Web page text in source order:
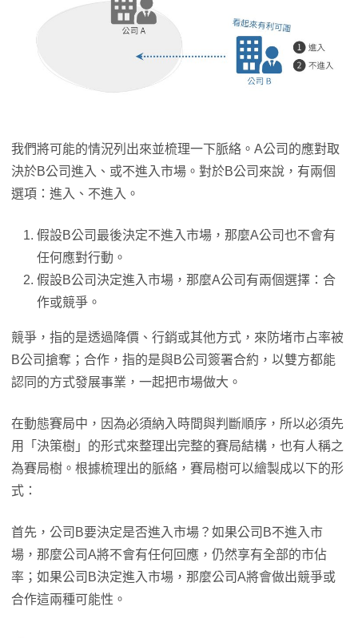
我們將可能的情況列出來並梳理一下脈絡。A公司的應對取
決於B公司進入、或不進入市場。對於B公司來說，有兩個
選項：進入、不進入。
假設B公司最後決定不進入市場，那麼A公司也不會有
任何應對行動。
假設B公司決定進入市場，那麼A公司有兩個選擇：合
作或競爭。
競爭，指的是透過降價、行銷或其他方式，來防堵市占率被
B公司搶奪；合作，指的是與B公司簽署合約，以雙方都能
認同的方式發展事業，一起把市場做大。
在動態賽局中，因為必須納入時間與判斷順序，所以必須先
用「決策樹」的形式來整理出完整的賽局結構，也有人稱之
為賽局樹。根據梳理出的脈絡，賽局樹可以繪製成以下的形
式：
首先，公司B要決定是否進入市場？如果公司B不進入市
場，那麼公司A將不會有任何回應，仍然享有全部的市佔
率；如果公司B決定進入市場，那麼公司A將會做出競爭或
合作這兩種可能性。